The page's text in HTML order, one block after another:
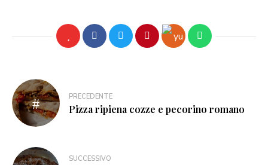
PRECEDENTE
Pizza ripiena cozze e pecorino romano
SUCCESSIVO